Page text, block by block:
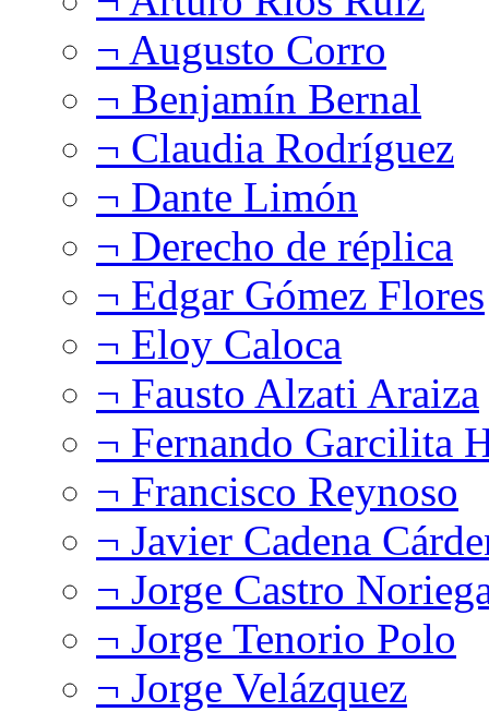
¬ Augusto Corro
¬ Benjamín Bernal
¬ Claudia Rodríguez
¬ Dante Limón
¬ Derecho de réplica
¬ Edgar Gómez Flores
¬ Eloy Caloca
¬ Fausto Alzati Araiza
¬ Fernando Garcilita
¬ Francisco Reynoso
¬ Javier Cadena
¬ Jorge Castro
¬ Jorge Tenorio Polo
¬ Jorge Velázquez